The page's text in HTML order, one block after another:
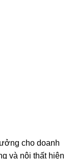
cho doanh
và nội thất hiện